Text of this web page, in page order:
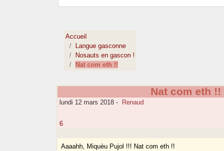
Accueil
Langue gasconne
Nosauts en gascon !
Nat com eth !!
Nat com eth !!
lundi 12 mars 2018 - Renaud
6
Aaaahh, Miquèu Pujol !!! Nat com eth !!